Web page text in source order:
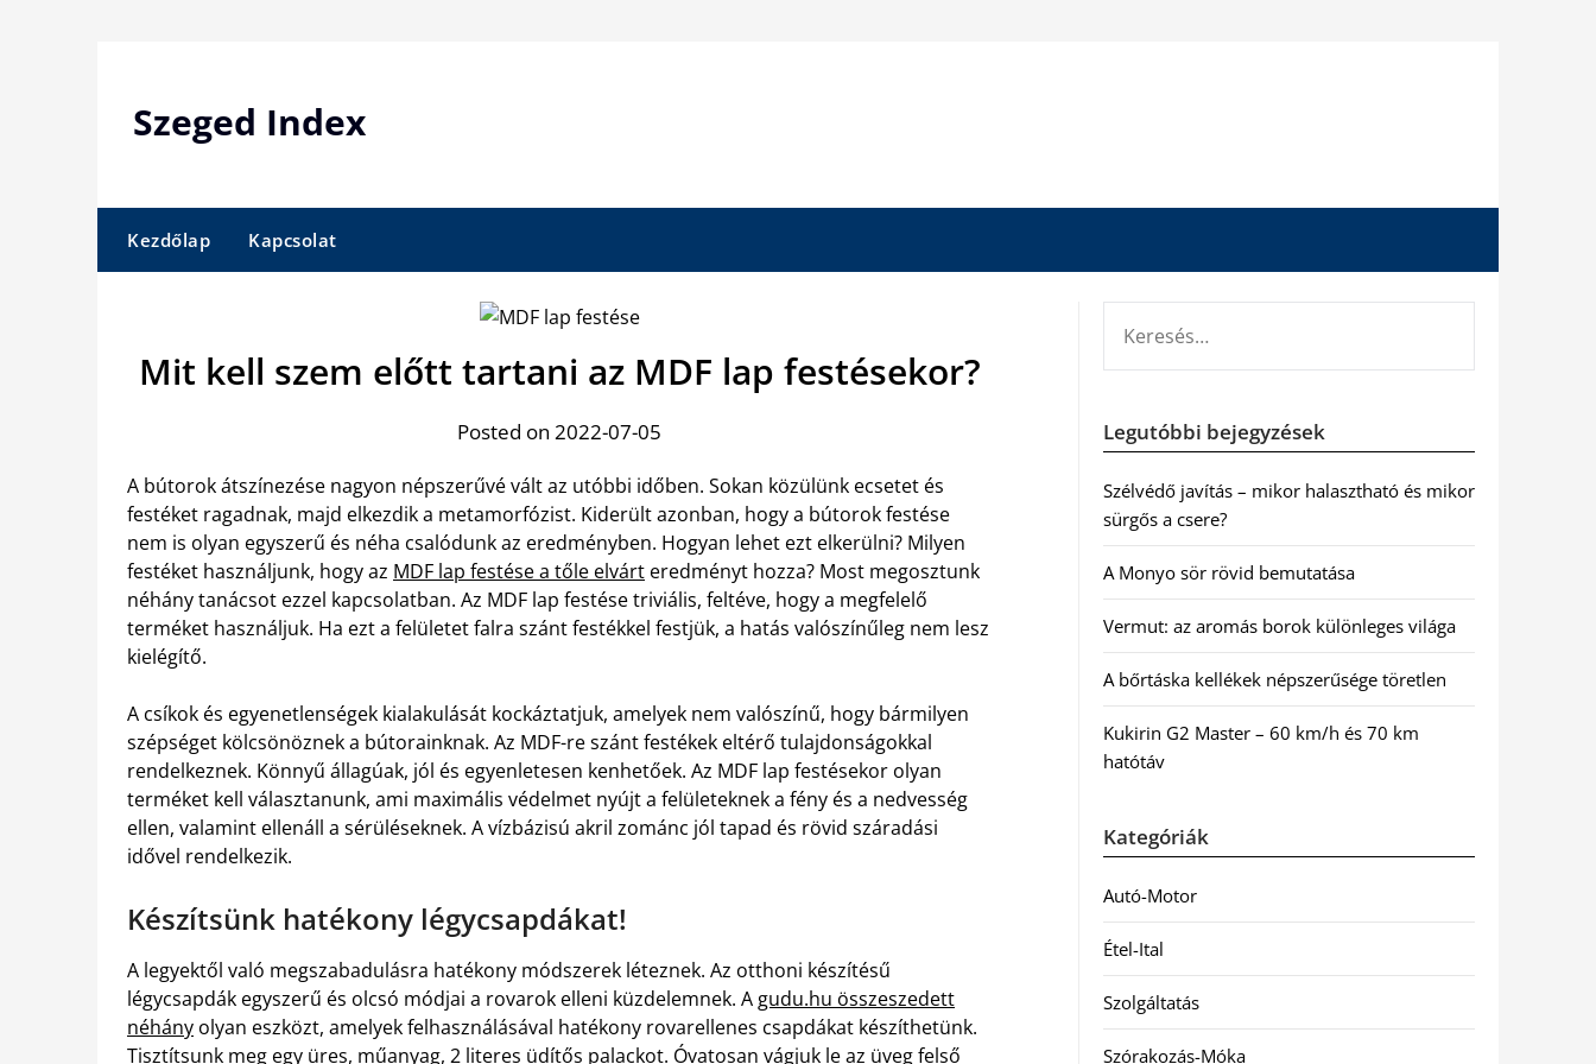
Szeged Index
Kezdőlap Kapcsolat
Mit kell szem előtt tartani az MDF lap festésekor?
Posted on 2022-07-05
A bútorok átszínezése nagyon népszerűvé vált az utóbbi időben. Sokan közülünk ecsetet és
festéket ragadnak, majd elkezdik a metamorfózist. Kiderült azonban, hogy a bútorok festése
nem is olyan egyszerű és néha csalódunk az eredményben. Hogyan lehet ezt elkerülni? Milyen
festéket használjunk, hogy az MDF lap festése a tőle elvárt eredményt hozza? Most megosztunk
néhány tanácsot ezzel kapcsolatban. Az MDF lap festése triviális, feltéve, hogy a megfelelő
terméket használjuk. Ha ezt a felületet falra szánt festékkel festjük, a hatás valószínűleg nem lesz
kielégítő.
A csíkok és egyenetlenségek kialakulását kockáztatjuk, amelyek nem valószínű, hogy bármilyen
szépséget kölcsönöznek a bútorainknak. Az MDF-re szánt festékek eltérő tulajdonságokkal
rendelkeznek. Könnyű állagúak, jól és egyenletesen kenhetőek. Az MDF lap festésekor olyan
terméket kell választanunk, ami maximális védelmet nyújt a felületeknek a fény és a nedvesség
ellen, valamint ellenáll a sérüléseknek. A vízbázisú akril zománc jól tapad és rövid száradási
idővel rendelkezik.
Készítsünk hatékony légycsapdákat!
A legyektől való megszabadulásra hatékony módszerek léteznek. Az otthoni készítésű
légycsapdák egyszerű és olcsó módjai a rovarok elleni küzdelemnek. A gudu.hu összeszedett
néhány olyan eszközt, amelyek felhasználásával hatékony rovarellenes csapdákat készíthetünk.
Tisztítsunk meg egy üres, műanyag, 2 literes üdítős palackot. Óvatosan vágjuk le az üveg felső
Legutóbbi bejegyzések
Szélvédő javítás – mikor halasztható és mikor
sürgős a csere?
A Monyo sör rövid bemutatása
Vermut: az aromás borok különleges világa
A bőrtáska kellékek népszerűsége töretlen
Kukirin G2 Master – 60 km/h és 70 km
hatótáv
Kategóriák
Autó-Motor
Étel-Ital
Szolgáltatás
Szórakozás-Móka